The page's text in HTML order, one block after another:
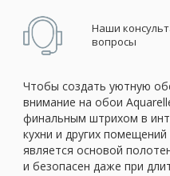
Наши
вопросы
Чтобы создать уютную
внимание на обои
финальным штрихом в
кухни и других
является основой
и безопасен даже при